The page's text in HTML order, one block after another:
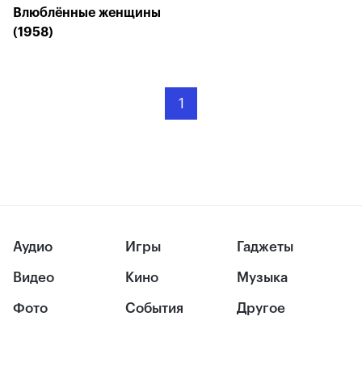
Влюблённые женщины
(1958)
1
Аудио
Видео
Фото
Игры
Кино
События
Гаджеты
Музыка
Другое